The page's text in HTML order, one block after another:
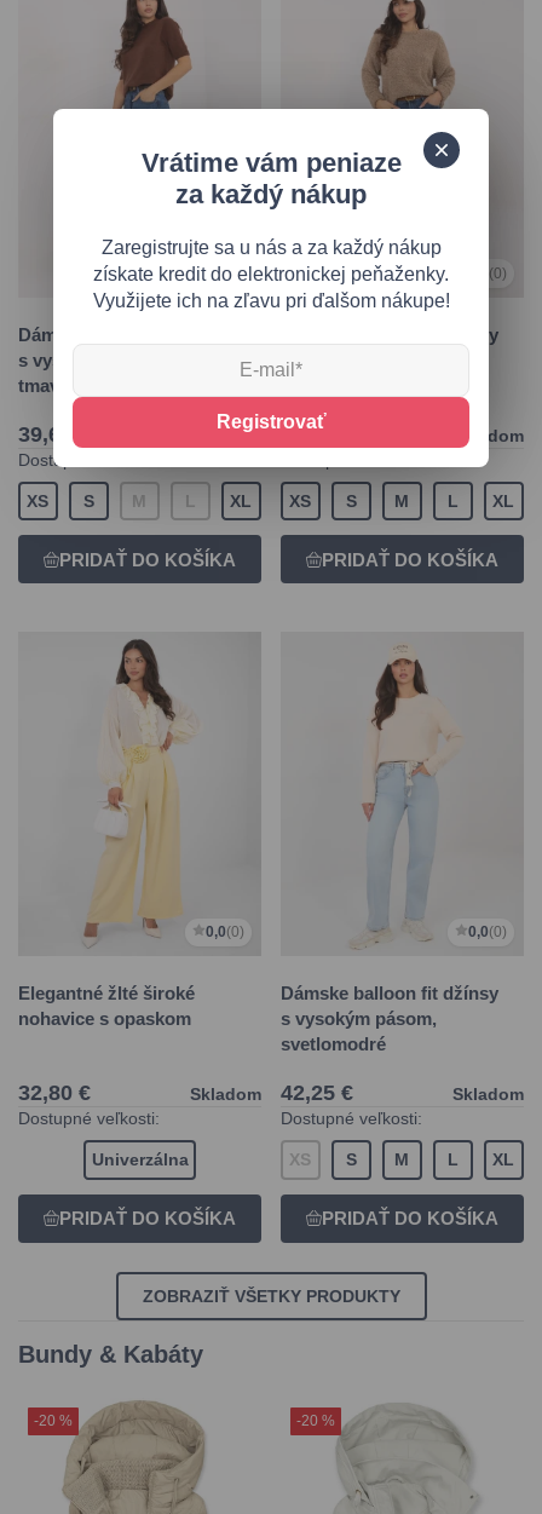
5,0(1)
Dámske balloon fit džínsy
s vysokým pásom,
tmavomodré
39,65 €
Skladom
Dostupné veľkosti:
XS S M L XL
(0)
Dámske balloon fit džínsy
s vysokým pásom,
42,35 €
Skladom
XS S M L XL
0,0(0)
Elegantné žlté široké
nohavice s opaskom
32,80 €
Skladom
Dostupné veľkosti:
Univerzálna
0,0(0)
Dámske balloon fit džínsy
s vysokým pásom,
svetlomodré
42,25 €
Skladom
Dostupné veľkosti:
XS S M L XL
ZOBRAZIŤ VŠETKY PRODUKTY
Bundy & Kabáty
-20 % -20 %
Vrátime vám peniaze
za každý nákup
Zaregistrujte sa u nás a za každý nákup
získate kredit do elektronickej peňaženky.
Využijete ich na zľavu pri ďalšom nákupe!
Registrovať